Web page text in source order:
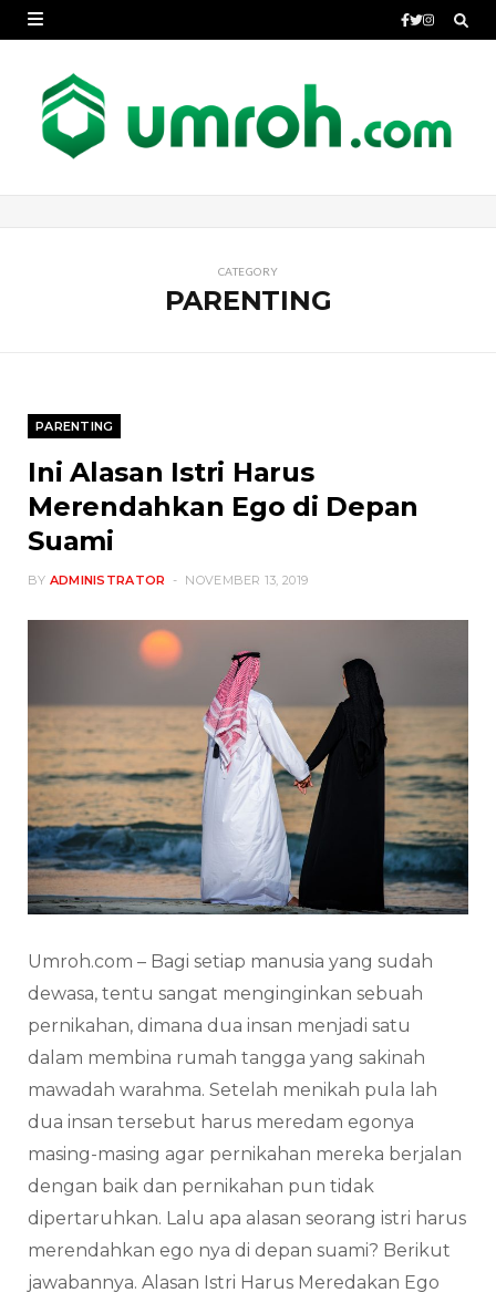
CATEGORY
PARENTING
PARENTING
Ini Alasan Istri Harus
Merendahkan Ego di Depan
Suami
BY ADMINISTRATOR NOVEMBER 13, 2019
Umroh.com – Bagi setiap manusia yang sudah
dewasa, tentu sangat menginginkan sebuah
pernikahan, dimana dua insan menjadi satu
dalam membina rumah tangga yang sakinah
mawadah warahma. Setelah menikah pula lah
dua insan tersebut harus meredam egonya
masing-masing agar pernikahan mereka berjalan
dengan baik dan pernikahan pun tidak
dipertaruhkan. Lalu apa alasan seorang istri harus
merendahkan ego nya di depan suami? Berikut
jawabannya. Alasan Istri Harus Meredakan Ego